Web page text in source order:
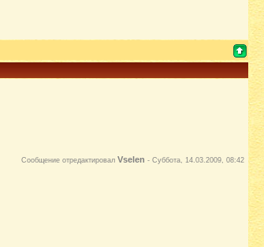
Сообщение отредактировал Vselen - Суббота, 14.03.2009, 08:42